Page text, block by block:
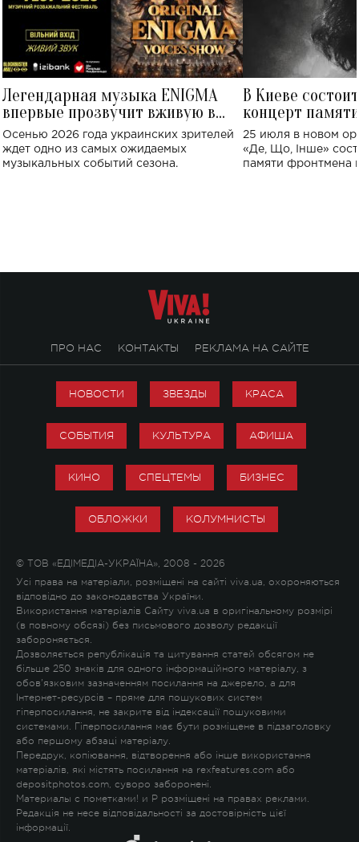
Легендарная музыка ENIGMA
впервые прозвучит вживую в
Украине: где состоится концерт
Осенью 2026 года украинских зрителей
ждет одно из самых ожидаемых
музыкальных событий сезона.
В Киеве
концерт
Клименко:
исполнят песни
25 июля в новом
«Де, Що, Інше»
памяти фронтмена
ПРО НАС КОНТАКТЫ РЕКЛАМА НА САЙТЕ
НОВОСТИ ЗВЕЗДЫ КРАСА
СОБЫТИЯ КУЛЬТУРА АФИША
КИНО СПЕЦТЕМЫ БИЗНЕС
ОБЛОЖКИ КОЛУМНИСТЫ
© ТОВ «ЕДІМЕДІА-УКРАЇНА», 2008 - 2026
Усі права на матеріали, розміщені на сайті viva.ua, охороняються
відповідно до законодавства України.
Використання матеріалів Сайту viva.ua в оригінальному розмірі
(в повному обсязі) без письмового дозволу редакції
забороняється.
Дозволяється републікація та цитування статей обсягом не
більше 250 знаків для одного інформаційного матеріалу, з
обов'язковим зазначенням посилання на джерело, а для
Інтернет-ресурсів – пряме для пошукових систем
гіперпосилання, не закрите від індексації пошуковими
системами. Гіперпосилання має бути розміщене в підзаголовку
або першому абзаці матеріалу.
Передрук, копіювання, відтворення або інше використання
матеріалів, які містять посилання на rexfeatures.com або
depositphotos.com, суворо заборонені.
Материалы с пометками! и P розміщені на правах реклами.
Редакція не несе відповідальності за достовірність цієї
інформації.